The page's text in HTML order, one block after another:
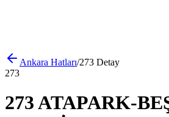
Ankara Hatları/273 Detay
273
273 ATAPARK-